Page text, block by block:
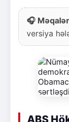
🎧
versiya
ABŞ